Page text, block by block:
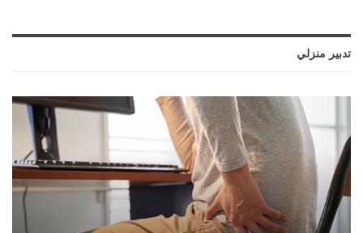
تدبير منزلي